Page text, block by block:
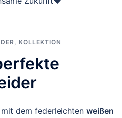
, KOLLEKTION
dem federleichten weißen